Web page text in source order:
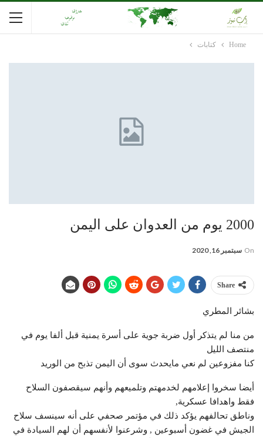
Home كتابات
2000 يوم من العدوان على اليمن
On سبتمبر 16, 2020
Share
بشائر المطري
من منا لم يتذكر أول ضربة جوية على أسرة يمنية قبل ألفا يوم في
منتصف الليل
كنا مفزوعين لم نعي مايحدث سوى أن اليمن تذبح من الوريد
أيضا سخروا إعلامهم لخدمهتم وتلميعهم وأنهم سيقصفون السلاح
فقط واهدافا عسكرية,
وناطق تحالفهم يؤكد ذلك في مؤتمر صحفي على أنه سينسف سلاح
الجيش في غضون أسبوعين , وشرعنوا لأنفسهم أن لهم السيادة في